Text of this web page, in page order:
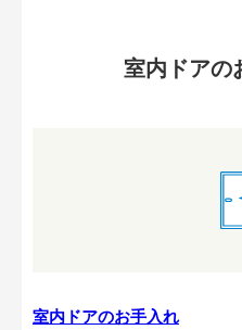
室内ドアの
室内ドアのお手入れ